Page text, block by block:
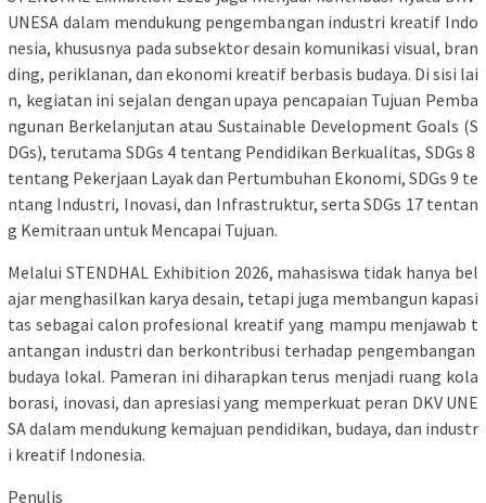
UNESA dalam mendukung pengembangan industri kreatif Indo
nesia, khususnya pada subsektor desain komunikasi visual, bran
ding, periklanan, dan ekonomi kreatif berbasis budaya. Di sisi lai
n, kegiatan ini sejalan dengan upaya pencapaian Tujuan Pemba
ngunan Berkelanjutan atau Sustainable Development Goals (S
DGs), terutama SDGs 4 tentang Pendidikan Berkualitas, SDGs 8
tentang Pekerjaan Layak dan Pertumbuhan Ekonomi, SDGs 9 te
ntang Industri, Inovasi, dan Infrastruktur, serta SDGs 17 tentan
g Kemitraan untuk Mencapai Tujuan.
Melalui STENDHAL Exhibition 2026, mahasiswa tidak hanya bel
ajar menghasilkan karya desain, tetapi juga membangun kapasi
tas sebagai calon profesional kreatif yang mampu menjawab t
antangan industri dan berkontribusi terhadap pengembangan
budaya lokal. Pameran ini diharapkan terus menjadi ruang kola
borasi, inovasi, dan apresiasi yang memperkuat peran DKV UNE
SA dalam mendukung kemajuan pendidikan, budaya, dan industr
i kreatif Indonesia.
Penulis